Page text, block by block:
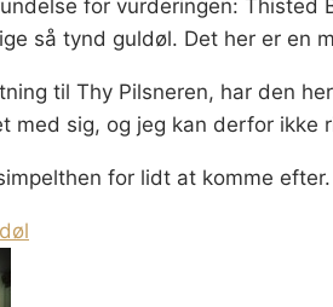
for vurderingen: Thisted
så tynd guldøl. Det her er en
til Thy Pilsneren, har den
med sig, og jeg kan derfor ikke
for lidt at komme efter.